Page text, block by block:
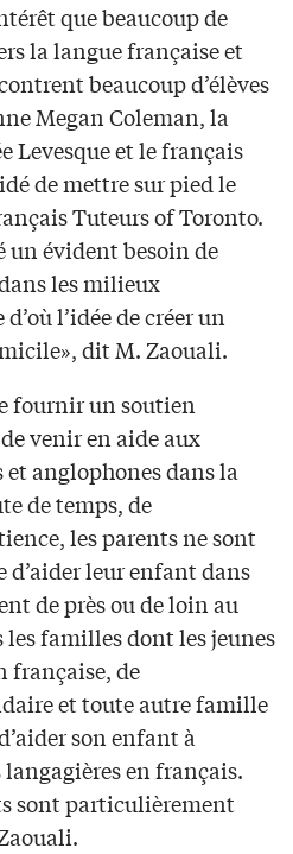
que beaucoup de
la langue française et
beaucoup d’élèves
Megan Coleman, la
Levesque et le français
de mettre sur pied le
Tuteurs of Toronto.
un évident besoin de
les milieux
l’idée de créer un
dit M. Zaouali.
fournir un soutien
venir en aide aux
anglophones dans la
de temps, de
les parents ne sont
d’aider leur enfant dans
de près ou de loin au
familles dont les jeunes
française, de
et toute autre famille
son enfant à
en français.
sont particulièrement